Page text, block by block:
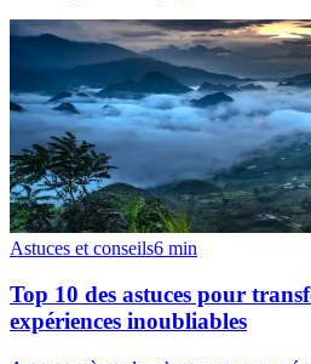
Astuces et conseils6 min
Top 10 des astuces pour
expériences inoubliables